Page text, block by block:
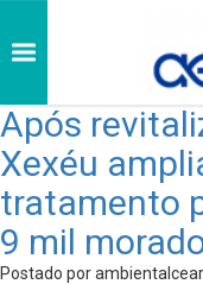
Após
Xexéu
tratamento
9 mil
Postado por